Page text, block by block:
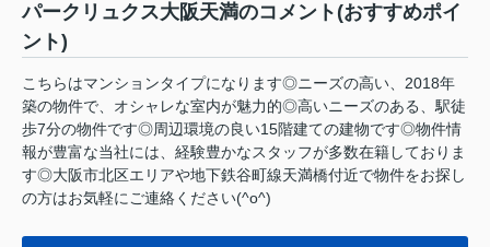
パークリュクス大阪天満のコメント(おすすめポイ
ント)
こちらはマンションタイプになります◎ニーズの高い、2018年
築の物件で、オシャレな室内が魅力的◎高いニーズのある、駅徒
歩7分の物件です◎周辺環境の良い15階建ての建物です◎物件情
報が豊富な当社には、経験豊かなスタッフが多数在籍しておりま
す◎大阪市北区エリアや地下鉄谷町線天満橋付近で物件をお探し
の方はお気軽にご連絡ください(^o^)